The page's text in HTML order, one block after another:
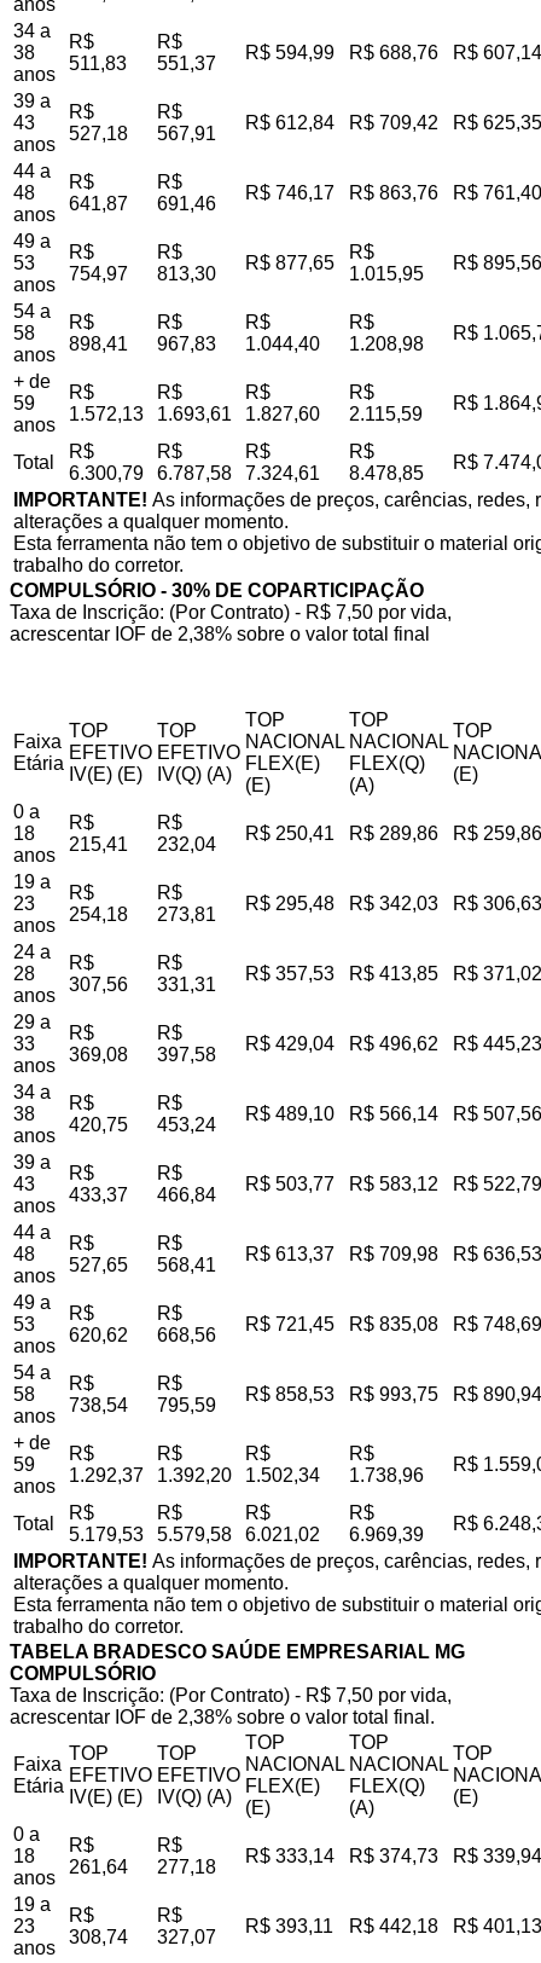
anos
34 a
38
anos
R$
511,83
R$
551,37
R$ 594,99 R$ 688,76 R$ 607,14
39 a
43
anos
R$
527,18
R$
567,91
R$ 612,84 R$ 709,42 R$ 625,35
44 a
48
anos
R$
641,87
R$
691,46
R$ 746,17 R$ 863,76 R$ 761,40
49 a
53
anos
R$
754,97
R$
813,30
R$ 877,65
R$
1.015,95
R$ 895,56
54 a
58
anos
R$
898,41
R$
967,83
R$
1.044,40
R$
1.208,98
R$
+ de
59
anos
R$
1.572,13
R$
1.693,61
R$
1.827,60
R$
2.115,59
R$
Total
R$
6.300,79
R$
6.787,58
R$
7.324,61
R$
8.478,85
R$
IMPORTANTE! As informações de preços, carências,
alterações a qualquer momento.
Esta ferramenta não tem o objetivo de substituir o material
trabalho do corretor.
COMPULSÓRIO - 30% DE COPARTICIPAÇÃO
Taxa de Inscrição: (Por Contrato) - R$ 7,50 por vida,
acrescentar IOF de 2,38% sobre o valor total final
Faixa
Etária
TOP
EFETIVO
IV(E) (E)
TOP
EFETIVO
IV(Q) (A)
TOP
NACIONAL
FLEX(E)
(E)
TOP
NACIONAL
FLEX(Q)
(A)
TOP
(E)
0 a
18
anos
R$
215,41
R$
232,04
R$ 250,41 R$ 289,86 R$ 259,86
19 a
23
anos
R$
254,18
R$
273,81
R$ 295,48 R$ 342,03 R$ 306,63
24 a
28
anos
R$
307,56
R$
331,31
R$ 357,53 R$ 413,85 R$ 371,02
29 a
33
anos
R$
369,08
R$
397,58
R$ 429,04 R$ 496,62 R$ 445,23
34 a
38
anos
R$
420,75
R$
453,24
R$ 489,10 R$ 566,14 R$ 507,56
39 a
43
anos
R$
433,37
R$
466,84
R$ 503,77 R$ 583,12 R$ 522,79
44 a
48
anos
R$
527,65
R$
568,41
R$ 613,37 R$ 709,98 R$ 636,53
49 a
53
anos
R$
620,62
R$
668,56
R$ 721,45 R$ 835,08 R$ 748,69
54 a
58
anos
R$
738,54
R$
795,59
R$ 858,53 R$ 993,75 R$ 890,94
+ de
59
anos
R$
1.292,37
R$
1.392,20
R$
1.502,34
R$
1.738,96
R$
Total
R$
5.179,53
R$
5.579,58
R$
6.021,02
R$
6.969,39
R$
IMPORTANTE! As informações de preços, carências,
alterações a qualquer momento.
Esta ferramenta não tem o objetivo de substituir o material
trabalho do corretor.
TABELA BRADESCO SAÚDE EMPRESARIAL MG
COMPULSÓRIO
Taxa de Inscrição: (Por Contrato) - R$ 7,50 por vida,
acrescentar IOF de 2,38% sobre o valor total final.
Faixa
Etária
TOP
EFETIVO
IV(E) (E)
TOP
EFETIVO
IV(Q) (A)
TOP
NACIONAL
FLEX(E)
(E)
TOP
NACIONAL
FLEX(Q)
(A)
TOP
(E)
0 a
18
anos
R$
261,64
R$
277,18
R$ 333,14 R$ 374,73 R$ 339,94
19 a
23
anos
R$
308,74
R$
327,07
R$ 393,11 R$ 442,18 R$ 401,13